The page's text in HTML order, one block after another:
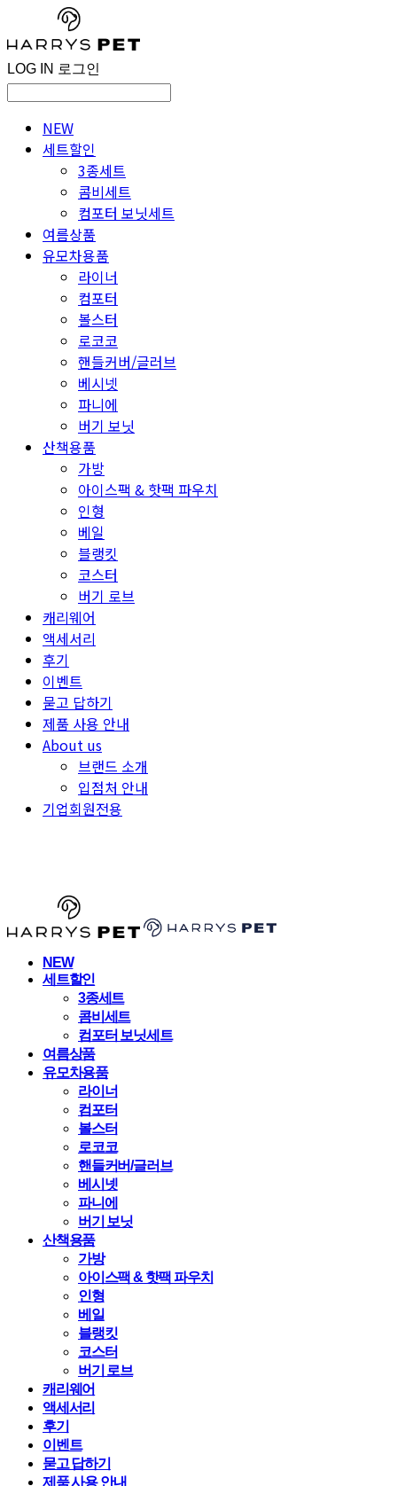
LOG IN 로그인
NEW
세트할인
3종세트
콤비세트
컴포터 보닛세트
여름상품
유모차용품
라이너
컴포터
볼스터
로코코
핸들커버/글러브
베시넷
파니에
버기 보닛
산책용품
가방
아이스팩 & 핫팩 파우치
인형
베일
블랭킷
코스터
버기 로브
캐리웨어
액세서리
후기
이벤트
묻고 답하기
제품 사용 안내
About us
브랜드 소개
입점처 안내
기업회원전용
NEW
세트할인
3종세트
콤비세트
컴포터 보닛세트
여름상품
유모차용품
라이너
컴포터
볼스터
로코코
핸들커버/글러브
베시넷
파니에
버기 보닛
산책용품
가방
아이스팩 & 핫팩 파우치
인형
베일
블랭킷
코스터
버기 로브
캐리웨어
액세서리
후기
이벤트
묻고 답하기
제품 사용 안내